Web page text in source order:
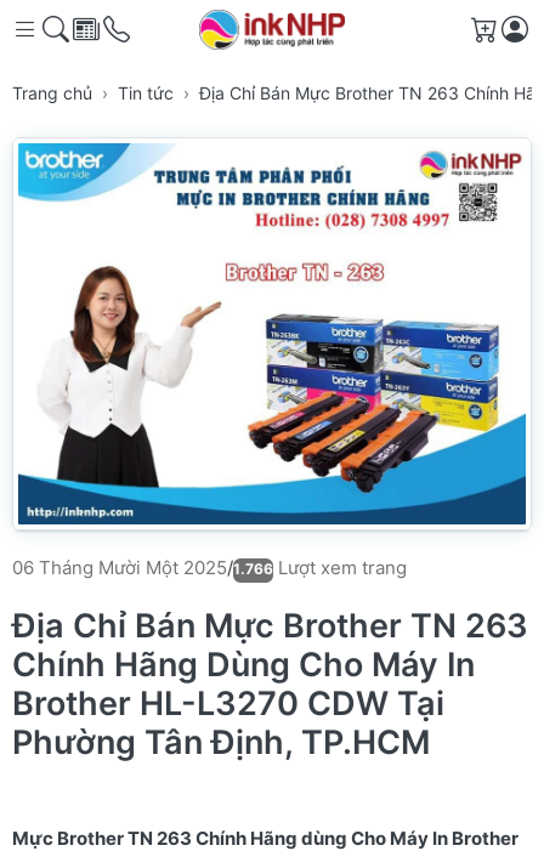
Giỏ
Trang chủ Tin tức Địa Chỉ Bán Mực Brother TN 263 Chính
06 Tháng Mười Một 2025/1.766 Lượt xem trang
Địa Chỉ Bán Mực Brother TN 263
Chính Hãng Dùng Cho Máy In
Brother HL-L3270 CDW Tại
Phường Tân Định, TP.HCM
Mực Brother TN 263 Chính Hãng dùng Cho Máy In Brother